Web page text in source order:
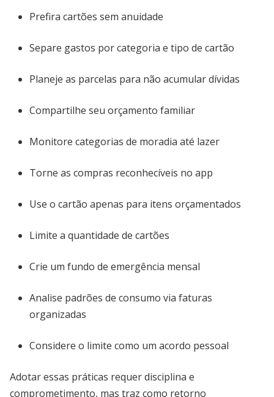
Prefira cartões sem anuidade
Separe gastos por categoria e tipo de cartão
Planeje as parcelas para não acumular dívidas
Compartilhe seu orçamento familiar
Monitore categorias de moradia até lazer
Torne as compras reconhecíveis no app
Use o cartão apenas para itens orçamentados
Limite a quantidade de cartões
Crie um fundo de emergência mensal
Analise padrões de consumo via faturas
organizadas
Considere o limite como um acordo pessoal
Adotar essas práticas requer disciplina e
comprometimento, mas traz como retorno